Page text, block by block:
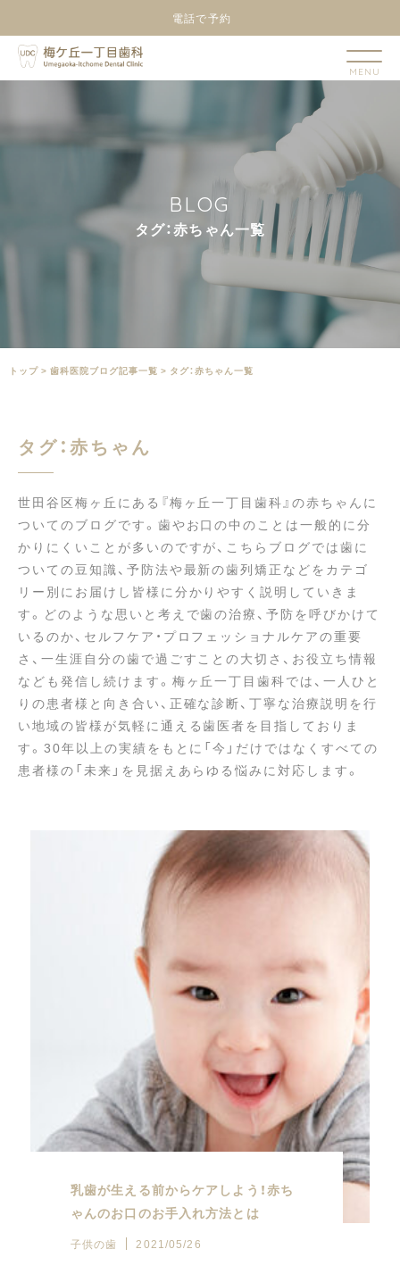
電話で予約
BLOG
タグ：赤ち ゃん一覧
トップ > ⻭科医院ブログ記事一覧 > タグ：赤ちゃん一覧
タグ：赤ちゃん
世田谷区梅ヶ丘にある『梅ヶ丘一丁目歯科』の赤ちゃんに
ついてのブログです。歯やお口の中のことは一般的に分
かりにくいことが多いのですが、こちらブログでは歯に
ついての豆知識、予防法や最新の歯列矯正などをカテゴ
リー別にお届けし皆様に分かりやすく説明していきま
す。どのような思いと考えで歯の治療、予防を呼びかけて
いるのか、セルフケア・プロフェッショナルケアの重要
さ、一生涯自分の歯で過ごすことの大切さ、お役立ち情報
なども発信し続けます。梅ヶ丘一丁目歯科では、一人ひと
りの患者様と向き合い、正確な診断、丁寧な治療説明を行
い地域の皆様が気軽に通える歯医者を目指しておりま
す。30年以上の実績をもとに「今」だけではなくすべての
患者様の「未来」を見据えあらゆる悩みに対応します。
乳歯が生える前からケアしよう！赤ち
ゃんのお口のお手入れ方法とは
子供の歯 2021/05/26